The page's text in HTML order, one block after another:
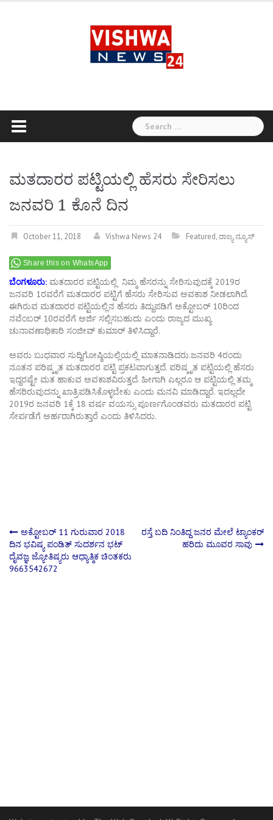
Search
for:
ಮತದಾರರ ಪಟ್ಟಿಯಲ್ಲಿ ಹೆಸರು ಸೇರಿಸಲು
ಜನವರಿ 1 ಕೊನೆ ದಿನ
October 11, 2018 Vishwa News 24 Featured,ರಾಜ್ಯ ನ್ಯೂಸ್
Share this on WhatsApp
ಬೆಂಗಳೂರು: ಮತದಾರರ ಪಟ್ಟಿಯಲ್ಲಿ ನಿಮ್ಮ ಹೆಸರನ್ನು ಸೇರಿಸುವುದಕ್ಕೆ 2019ರ
ಜನವರಿ 1ರವರೆಗೆ ಮತದಾರರ ಪಟ್ಟಿಗೆ ಹೆಸರು ಸೇರಿಸುವ ಅವಕಾಶ ನೀಡಲಾಗಿದೆ.
ಈಗಿರುವ ಮತದಾರರ ಪಟ್ಟಿಯಲ್ಲಿನ ಹೆಸರು ತಿದ್ದುಪಡಿಗೆ ಅಕ್ಟೋಬರ್ 10ರಿಂದ
ನವೆಂಬರ್ 10ರವರೆಗೆ ಅರ್ಜಿ ಸಲ್ಲಿಸಬಹುದು ಎಂದು ರಾಜ್ಯದ ಮುಖ್ಯ
ಚುನಾವಣಾಧಿಕಾರಿ ಸಂಜೀವ್ ಕುಮಾರ್ ತಿಳಿಸಿದ್ದಾರೆ.
ಅವರು ಬುಧವಾರ ಸುದ್ದಿಗೋಷ್ಠಿಯಲ್ಲಿಯಲ್ಲಿ ಮಾತನಾಡಿದರು.ಜನವರಿ 4ರಂದು
ನೂತನ ಪರಿಷ್ಕೃತ ಮತದಾರರ ಪಟ್ಟಿ ಪ್ರಕಟವಾಗುತ್ತದೆ. ಪರಿಷ್ಕೃತ ಪಟ್ಟಿಯಲ್ಲಿ ಹೆಸರು
ಇದ್ದರಷ್ಟೇ ಮತ ಹಾಕುವ ಅವಕಾಶವಿರುತ್ತದೆ. ಹೀಗಾಗಿ ಎಲ್ಲರೂ ಆ ಪಟ್ಟಿಯಲ್ಲಿ ತಮ್ಮ
ಹೆಸರಿರುವುದನ್ನು ಖಾತ್ರಿಪಡಿಸಿಕೊಳ್ಳಬೇಕು ಎಂದು ಮನವಿ ಮಾಡಿದ್ದಾರೆ. ಇದಲ್ಲದೇ
2019ರ ಜನವರಿ 1ಕ್ಕೆ 18 ವರ್ಷ ವಯಸ್ಸು ಪೂರ್ಣಗೊಂಡವರು ಮತದಾರರ ಪಟ್ಟಿ
ಸೇರ್ಪಡೆಗೆ ಅರ್ಹರಾಗಿರುತ್ತಾರೆ ಎಂದು ತಿಳಿಸಿದರು.
Post
navigation
ಅಕ್ಟೋಬರ್ 11 ಗುರುವಾರ 2018
ದಿನ ಭವಿಷ್ಯ ಪಂಡಿತ್ ಸುದರ್ಶನ ಭಟ್
ದೈವಜ್ಞ ಜ್ಯೋತಿಷ್ಯರು ಆಧ್ಯಾತ್ಮಿಕ ಚಿಂತಕರು
9663542672
ರಸ್ತೆ ಬದಿ ನಿಂತಿದ್ದ ಜನರ ಮೇಲೆ ಟ್ಯಾಂಕರ್
ಹರಿದು ಮೂವರ ಸಾವು